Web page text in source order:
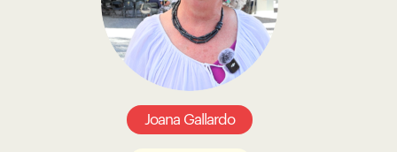
Joana Gallardo